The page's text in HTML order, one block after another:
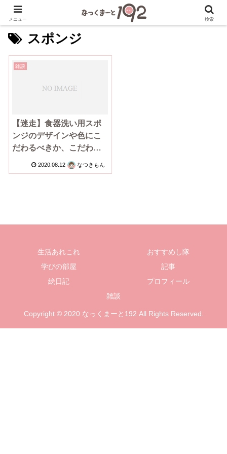
スポンジ
雑談
【迷走】食器洗い用スポ
ンジのデザインや色にこ
だわるべきか、こだわら
ないべきか散々悩み、迷
ったという話
2020.08.12 なつきもん
生活あれこれ
おすすめし隊
学びの部屋
記事
絵日記
プロフィール
雑談
Copyright © 2020 なっくまーと192 All Rights Reserved.
メニュー 検索